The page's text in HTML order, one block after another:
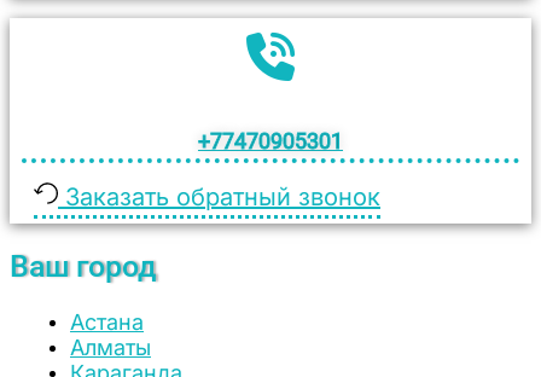
+77470905301
Заказать обратный звонок
Ваш город
Астана
Алматы